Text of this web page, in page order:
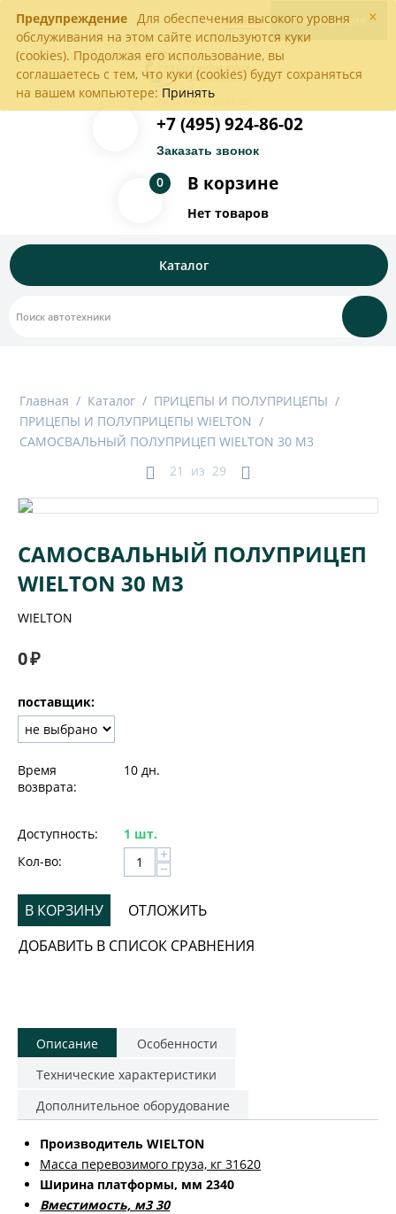
×
Предупреждение Для обеспечения высокого уровня
обслуживания на этом сайте используются куки
(cookies). Продолжая его использование, вы
соглашаетесь с тем, что куки (cookies) будут сохраняться
на вашем компьютере: Принять
Войти Регистрация
Пн-Пт с 9:00 до 18:00
+7 (495) 924-86-02
Заказать звонок
В корзине
0
Нет товаров
Каталог
Главная / Каталог / ПРИЦЕПЫ И ПОЛУПРИЦЕПЫ /
ПРИЦЕПЫ И ПОЛУПРИЦЕПЫ WIELTON /
САМОСВАЛЬНЫЙ ПОЛУПРИЦЕП WIELTON 30 М3
21
из 29
САМОСВАЛЬНЫЙ ПОЛУПРИЦЕП
WIELTON 30 М3
WIELTON
0₽
поставщик:
Время
возврата:
10 дн.
Доступность:
1 шт.
Кол-во:
+
−
В КОРЗИНУ
ОТЛОЖИТЬ
ДОБАВИТЬ В СПИСОК СРАВНЕНИЯ
Описание
Особенности
Технические характеристики
Дополнительное оборудование
Производитель WIELTON
Масса перевозимого груза, кг 31620
Ширина платформы, мм 2340
Вместимость, м3 30